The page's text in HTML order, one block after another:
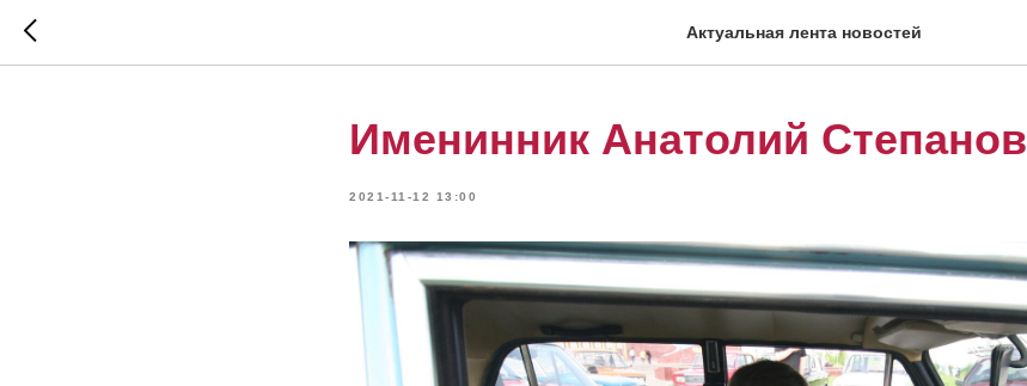
Актуальная лента новостей
Именинник Анатолий Степанов
2021-11-12 13:00